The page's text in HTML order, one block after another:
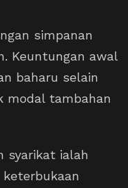
simpanan
Keuntungan awal
baharu selain
modal tambahan
syarikat ialah